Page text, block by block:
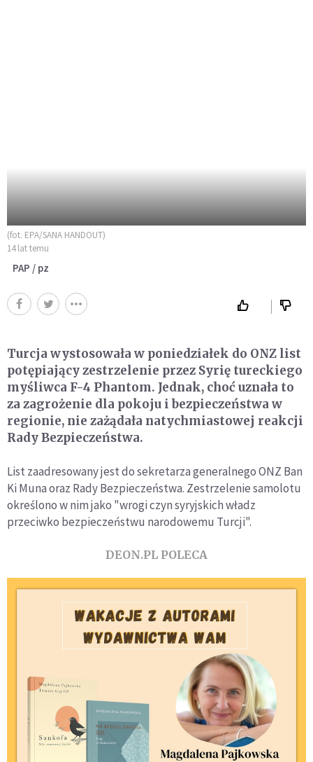
(fot. EPA/SANA HANDOUT)
14 lat temu
PAP / pz
Turcja wystosowała w poniedziałek do ONZ list
potępiający zestrzelenie przez Syrię tureckiego
myśliwca F-4 Phantom. Jednak, choć uznała to
za zagrożenie dla pokoju i bezpieczeństwa w
regionie, nie zażądała natychmiastowej reakcji
Rady Bezpieczeństwa.
List zaadresowany jest do sekretarza generalnego ONZ Ban
Ki Muna oraz Rady Bezpieczeństwa. Zestrzelenie samolotu
określono w nim jako "wrogi czyn syryjskich władz
przeciwko bezpieczeństwu narodowemu Turcji".
DEON.PL POLECA